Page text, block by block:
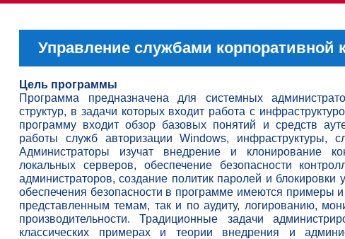
Управление службами корпоративной
Цель программы
Программа предназначена для системных
структур, в задачи которых входит работа с
программу входит обзор базовых понятий и средств
работы служб авторизации Windows, инфраструктуры,
Администраторы изучат внедрение и клонирование
локальных серверов, обеспечение безопасности
администраторов, создание политик паролей и блокировки
обеспечения безопасности в программе имеются примеры
представленным темам, так и по аудиту, логированию,
производительности. Традиционные задачи
классических примерах и теории внедрения и